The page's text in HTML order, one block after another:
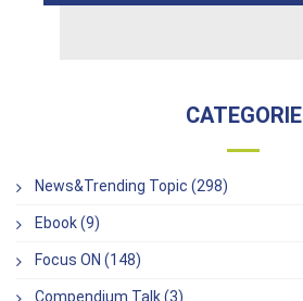
CATEGORIE
News&Trending Topic (298)
Ebook (9)
Focus ON (148)
Compendium Talk (3)